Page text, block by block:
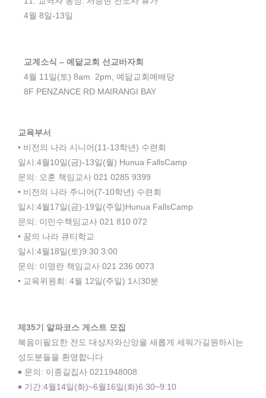
4월 8일-13일
교계소식 – 예닮교회 선교바자회
4월 11일(토) 8am ­ 2pm, 예닮교회예배당
8F PENZANCE RD MAIRANGI BAY
교육부서
• 비전의 나라 시니어(11-13학년) 수련회
일시:4월10일(금)-13일(월) Hunua FallsCamp
문의: 오훈 책임교사 021 0285 9399
• 비전의 나라 주니어(7-10학년) 수련회
일시:4월17일(금)-19일(주일)Hunua FallsCamp
문의: 이민수책임교사 021 810 072
• 꿈의 나라 큐티학교
일시:4월18일(토)9:30 ­3:00
문의: 이명란 책임교사 021 236 0073
• 교육위원회: 4월 12일(주일) 1시30분
제35기 알파코스 게스트 모집
복음이필요한 전도 대상자와신앙을 새롭게 세워가길원하시는
성도분들을 환영합니다
￭ 문의: 이종길집사 0211948008
￭ 기간:4월14일(화)~6월16일(화)6:30~9:10